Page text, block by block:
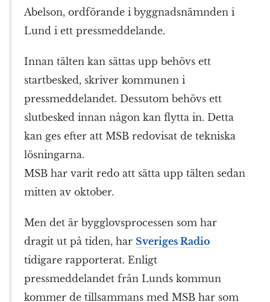
Abelson, ordförande i byggnadsnämnden i
Lund i ett pressmeddelande.
Innan tälten kan sättas upp behövs ett
startbesked, skriver kommunen i
pressmeddelandet. Dessutom behövs ett
slutbesked innan någon kan flytta in. Detta
kan ges efter att MSB redovisat de tekniska
lösningarna.
MSB har varit redo att sätta upp tälten sedan
mitten av oktober.
Men det är bygglovsprocessen som har
dragit ut på tiden, har Sveriges Radio
tidigare rapporterat. Enligt
pressmeddelandet från Lunds kommun
kommer de tillsammans med MSB har som